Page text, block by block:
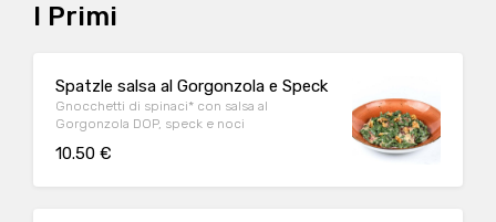
I Primi
Spatzle salsa al Gorgonzola e Speck
Gnocchetti di spinaci* con salsa al
Gorgonzola DOP, speck e noci
10.50 €